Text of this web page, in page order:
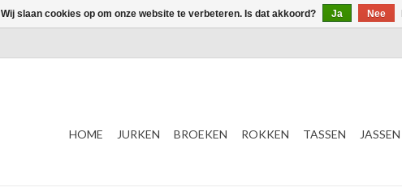
HOME JURKEN BROEKEN ROKKEN TASSEN JASSEN
Wij slaan cookies op om onze website te verbeteren. Is dat akkoord? Ja Nee